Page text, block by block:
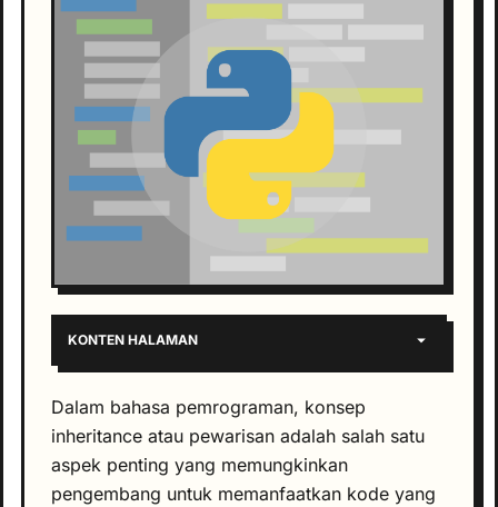
KONTEN HALAMAN
Dalam bahasa pemrograman, konsep
inheritance atau pewarisan adalah salah satu
aspek penting yang memungkinkan
pengembang untuk memanfaatkan kode yang